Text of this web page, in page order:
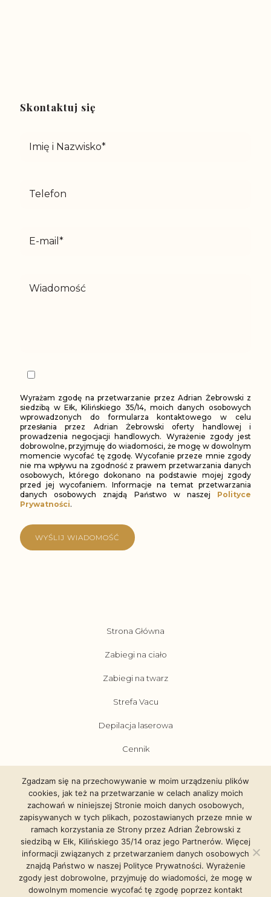
Skontaktuj się
Imię i Nazwisko*
Telefon
E-mail*
Wiadomość
Wyrażam zgodę na przetwarzanie przez Adrian Żebrowski z
siedzibą w Ełk, Kilińskiego 35/14, moich danych osobowych
wprowadzonych do formularza kontaktowego w celu
przesłania przez Adrian Żebrowski oferty handlowej i
prowadzenia negocjacji handlowych. Wyrażenie zgody jest
dobrowolne, przyjmuję do wiadomości, że mogę w dowolnym
momencie wycofać tę zgodę. Wycofanie przeze mnie zgody
nie ma wpływu na zgodność z prawem przetwarzania danych
osobowych, którego dokonano na podstawie mojej zgody
przed jej wycofaniem. Informacje na temat przetwarzania
danych osobowych znajdą Państwo w naszej Polityce
Prywatności.
Strona Główna
Zabiegi na ciało
Zabiegi na twarz
Strefa Vacu
Depilacja laserowa
Cennik
Blog
Kontakt
Polityka prywatności
Zgadzam się na przechowywanie w moim urządzeniu plików
cookies, jak też na przetwarzanie w celach analizy moich
zachowań w niniejszej Stronie moich danych osobowych,
zapisywanych w tych plikach, pozostawianych przeze mnie w
ramach korzystania ze Strony przez Adrian Żebrowski z
siedzibą w Ełk, Kilińskiego 35/14 oraz jego Partnerów. Więcej
informacji związanych z przetwarzaniem danych osobowych
znajdą Państwo w naszej Polityce Prywatności. Wyrażenie
zgody jest dobrowolne, przyjmuję do wiadomości, że mogę w
dowolnym momencie wycofać tę zgodę poprzez kontakt